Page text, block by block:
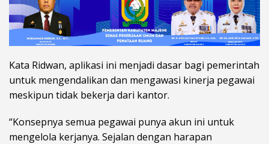
Kata Ridwan, aplikasi ini menjadi dasar bagi pemerintah
untuk mengendalikan dan mengawasi kinerja pegawai
meskipun tidak bekerja dari kantor.
“Konsepnya semua pegawai punya akun ini untuk
mengelola kerjanya. Sejalan dengan harapan